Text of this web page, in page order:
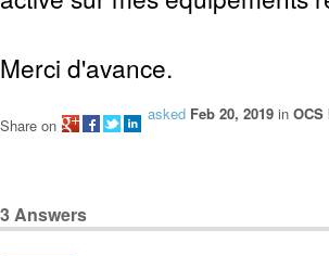
Merci d'avance.
asked Feb 20, 2019 in
Share on
3Answers